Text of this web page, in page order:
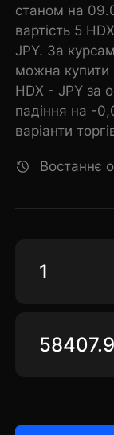
станом на
вартість 5
JPY. За
можна купити
HDX - JPY за
падіння на -
варіанти
Востаннє